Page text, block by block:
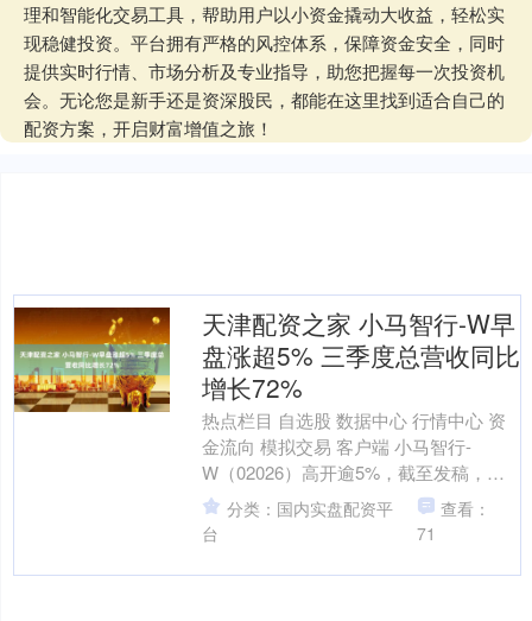
理和智能化交易工具，帮助用户以小资金撬动大收益，轻松实
现稳健投资。平台拥有严格的风控体系，保障资金安全，同时
提供实时行情、市场分析及专业指导，助您把握每一次投资机
会。无论您是新手还是资深股民，都能在这里找到适合自己的
配资方案，开启财富增值之旅！
天津配资之家 小马智行-W早
盘涨超5% 三季度总营收同比
增长72%
热点栏目 自选股 数据中心 行情中心 资
金流向 模拟交易 客户端 小马智行-
W（02026）高开逾5%，截至发稿，股
价上涨5.41%，现报101.40港元，成交....
分类：国内实盘配资平
台
查看：
71